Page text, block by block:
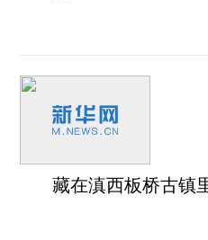
藏在滇西板桥古镇